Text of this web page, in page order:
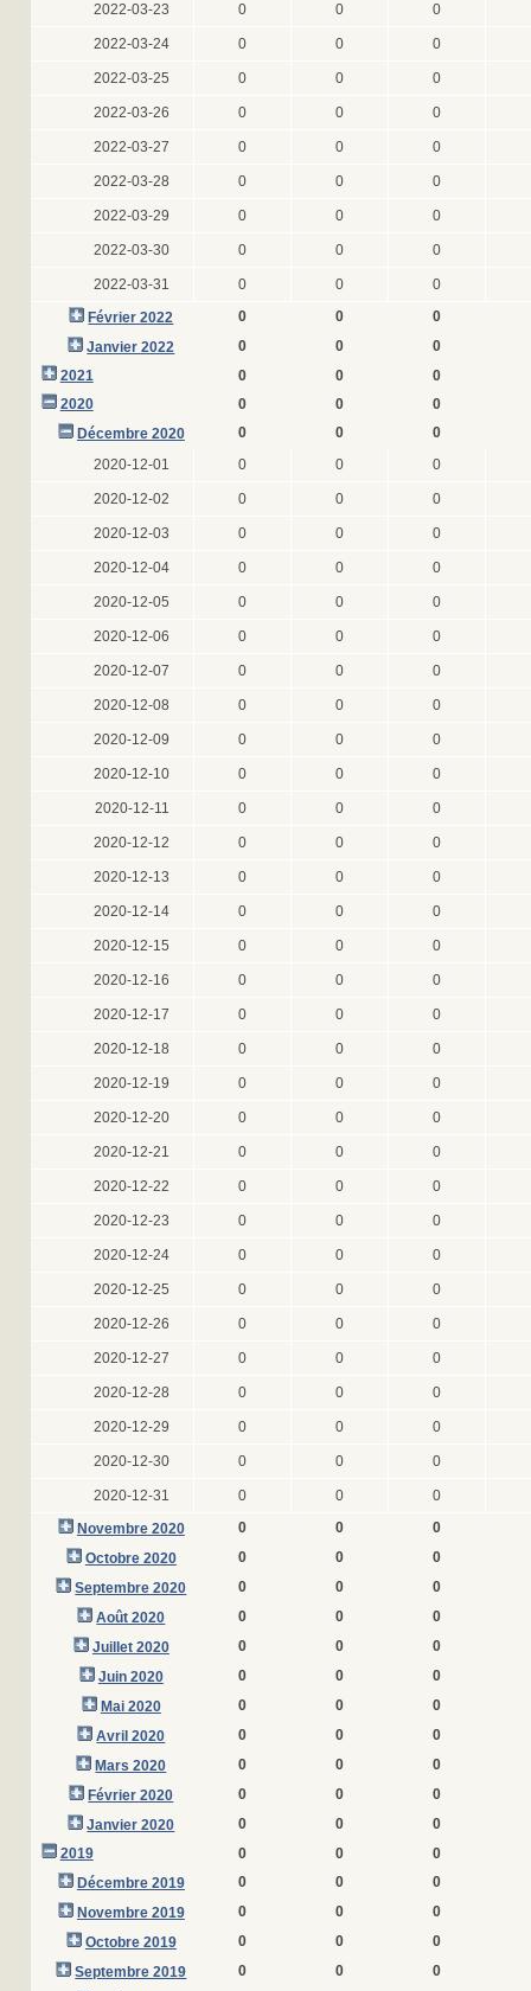
2022-03-23 0 0 0
2022-03-24 0 0 0
2022-03-25 0 0 0
2022-03-26 0 0 0
2022-03-27 0 0 0
2022-03-28 0 0 0
2022-03-29 0 0 0
2022-03-30 0 0 0
2022-03-31 0 0
0
Février 2022
0 0
0
Janvier 2022
0 0
0
2021
0 0
0
2020
0 0
0
Décembre 2020
0 0
0
2020-12-01
0 0 0
2020-12-02 0 0 0
2020-12-03 0 0 0
2020-12-04 0 0 0
2020-12-05 0 0 0
2020-12-06 0 0 0
2020-12-07 0 0 0
2020-12-08 0 0 0
2020-12-09 0 0 0
2020-12-10 0 0 0
2020-12-11 0 0 0
2020-12-12 0 0 0
2020-12-13 0 0 0
2020-12-14 0 0 0
2020-12-15 0 0 0
2020-12-16 0 0 0
2020-12-17 0 0 0
2020-12-18 0 0 0
2020-12-19 0 0 0
2020-12-20 0 0 0
2020-12-21 0 0 0
2020-12-22 0 0 0
2020-12-23 0 0 0
2020-12-24 0 0 0
2020-12-25 0 0 0
2020-12-26 0 0 0
2020-12-27 0 0 0
2020-12-28 0 0 0
2020-12-29 0 0 0
2020-12-30 0 0 0
2020-12-31 0 0
0
Novembre 2020
0 0
0
Octobre 2020
0 0
0
Septembre 2020
0 0
0
Août 2020
0 0
0
Juillet 2020
0 0
0
Juin 2020
0 0
0
Mai 2020
0 0
0
Avril 2020
0 0
0
Mars 2020
0 0
0
Février 2020
0 0
0
Janvier 2020
0 0
0
2019
0 0
0
Décembre 2019
0 0
0
Novembre 2019
0 0
0
Octobre 2019
0 0
0
Septembre 2019
0 0
0